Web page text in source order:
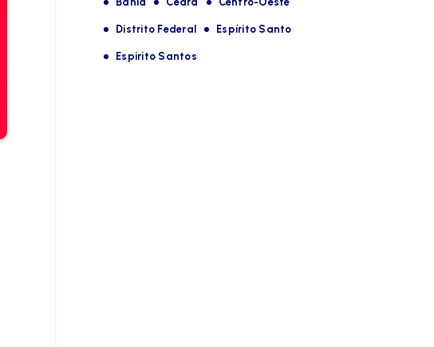
Distrito Federal Espírito Santo
Espirito Santos